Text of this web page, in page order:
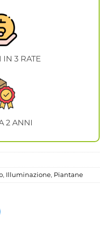
IN 3 RATE
2 ANNI
, Illuminazione, Piantane